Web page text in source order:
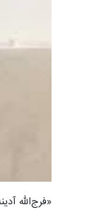
«فرج‌الله